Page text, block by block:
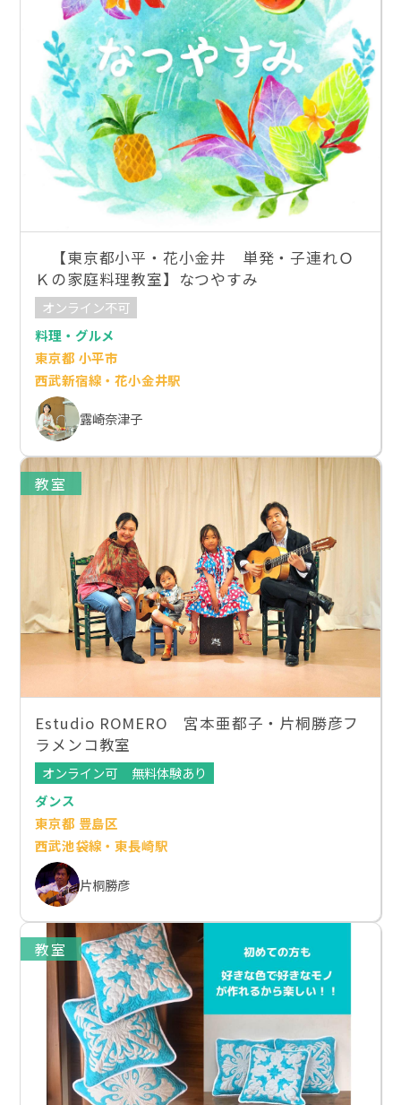
【東京都小平・花小金井 単発・子連れＯ
Ｋの家庭料理教室】なつやすみ
オンライン不可
料理・グルメ
東京都 小平市
西武新宿線・花小金井駅
露崎奈津子
教室
Estudio ROMERO 宮本亜都子・片桐勝彦フ
ラメンコ教室
オンライン可
無料体験あり
ダンス
東京都 豊島区
西武池袋線・東長崎駅
片桐勝彦
教室